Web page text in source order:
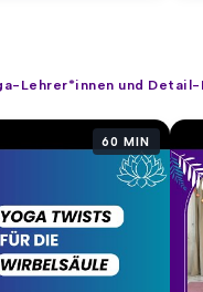
Lehrer*innen und
60 MIN